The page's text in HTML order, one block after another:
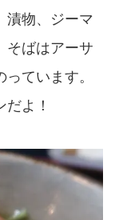
漬物、ジーマ
そばはアーサ
ています。
よ！